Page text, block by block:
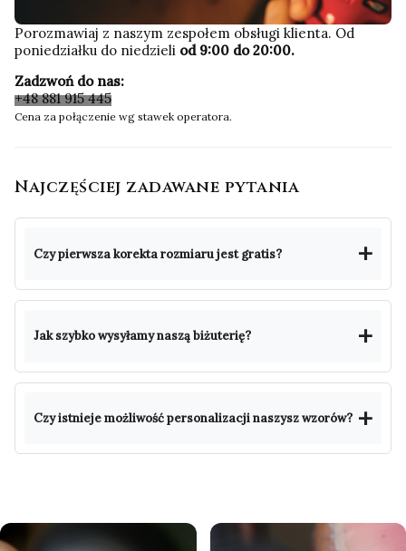
Porozmawiaj z naszym zespołem obsługi klienta. Od
poniedziałku do niedzieli od 9:00 do 20:00.
Zadzwoń do nas:
+48 881 915 445
Cena za połączenie wg stawek operatora.
Najczęściej zadawane pytania
Czy pierwsza korekta rozmiaru jest gratis?
Jak szybko wysyłamy naszą biżuterię?
Czy istnieje możliwość personalizacji naszysz wzorów?